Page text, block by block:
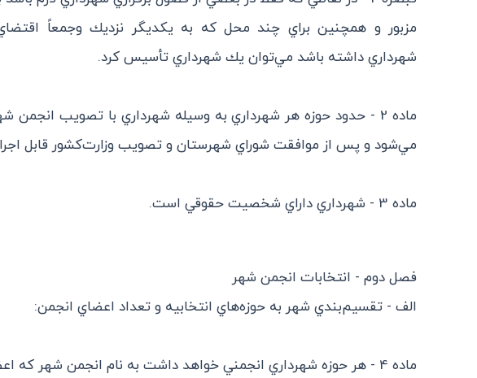
مزبور و همچنين براي چند محل كه به يكديگر نزديك و‌جمعاً
شهرداري داشته باشد مي‌توان يك شهرداري تأسيس كرد.
ماده 2 - حدود حوزه هر شهرداري به وسيله شهرداري با تصويب انجمن
مي‌شود و پس از موافقت شوراي شهرستان و تصويب وزارت‌كشور قابل
ماده 3 - شهرداري داراي شخصيت حقوقي است.
فصل دوم - انتخابات انجمن شهر
‌الف - تقسيم‌بندي شهر به حوزه‌هاي انتخابيه و تعداد اعضاي انجمن:
ماده 4 - هر حوزه شهرداري انجمني خواهد داشت به نام انجمن شهر كه